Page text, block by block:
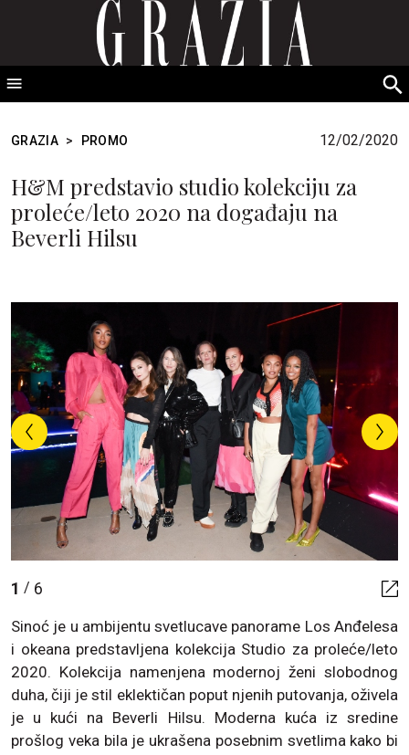
GRAZIA Srbija
GRAZIA > PROMO 12/02/2020
H&M predstavio studio kolekciju za
proleće/leto 2020 na događaju na
Beverli Hilsu
1 / 6
Sinoć je u ambijentu svetlucave panorame Los Anđelesa
i okeana predstavljena kolekcija Studio za proleće/leto
2020. Kolekcija namenjena modernoj ženi slobodnog
duha, čiji je stil eklektičan poput njenih putovanja, oživela
je u kući na Beverli Hilsu. Moderna kuća iz sredine
prošlog veka bila je ukrašena posebnim svetlima kako bi